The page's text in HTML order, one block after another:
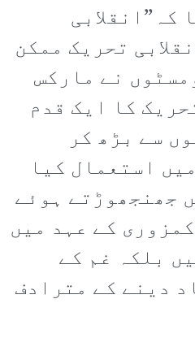
کہ”انقلابی
تحریک ممکن
نے مارکس
کا ایک قدم
سے بڑھ کر
استعمال کیا
جھنجھوڑتے ہوئے
کے عہد میں
بلکہ غم کے
دینے کے مترادف